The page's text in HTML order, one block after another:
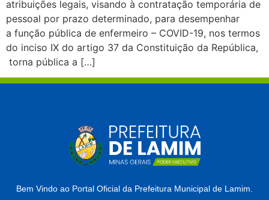
atribuições legais, visando à contratação temporária de
pessoal por prazo determinado, para desempenhar
a função pública de enfermeiro – COVID-19, nos termos
do inciso IX do artigo 37 da Constituição da República,
torna pública a […]
Bem Vindo ao Portal Oficial da Prefeitura Municipal de Lamim.